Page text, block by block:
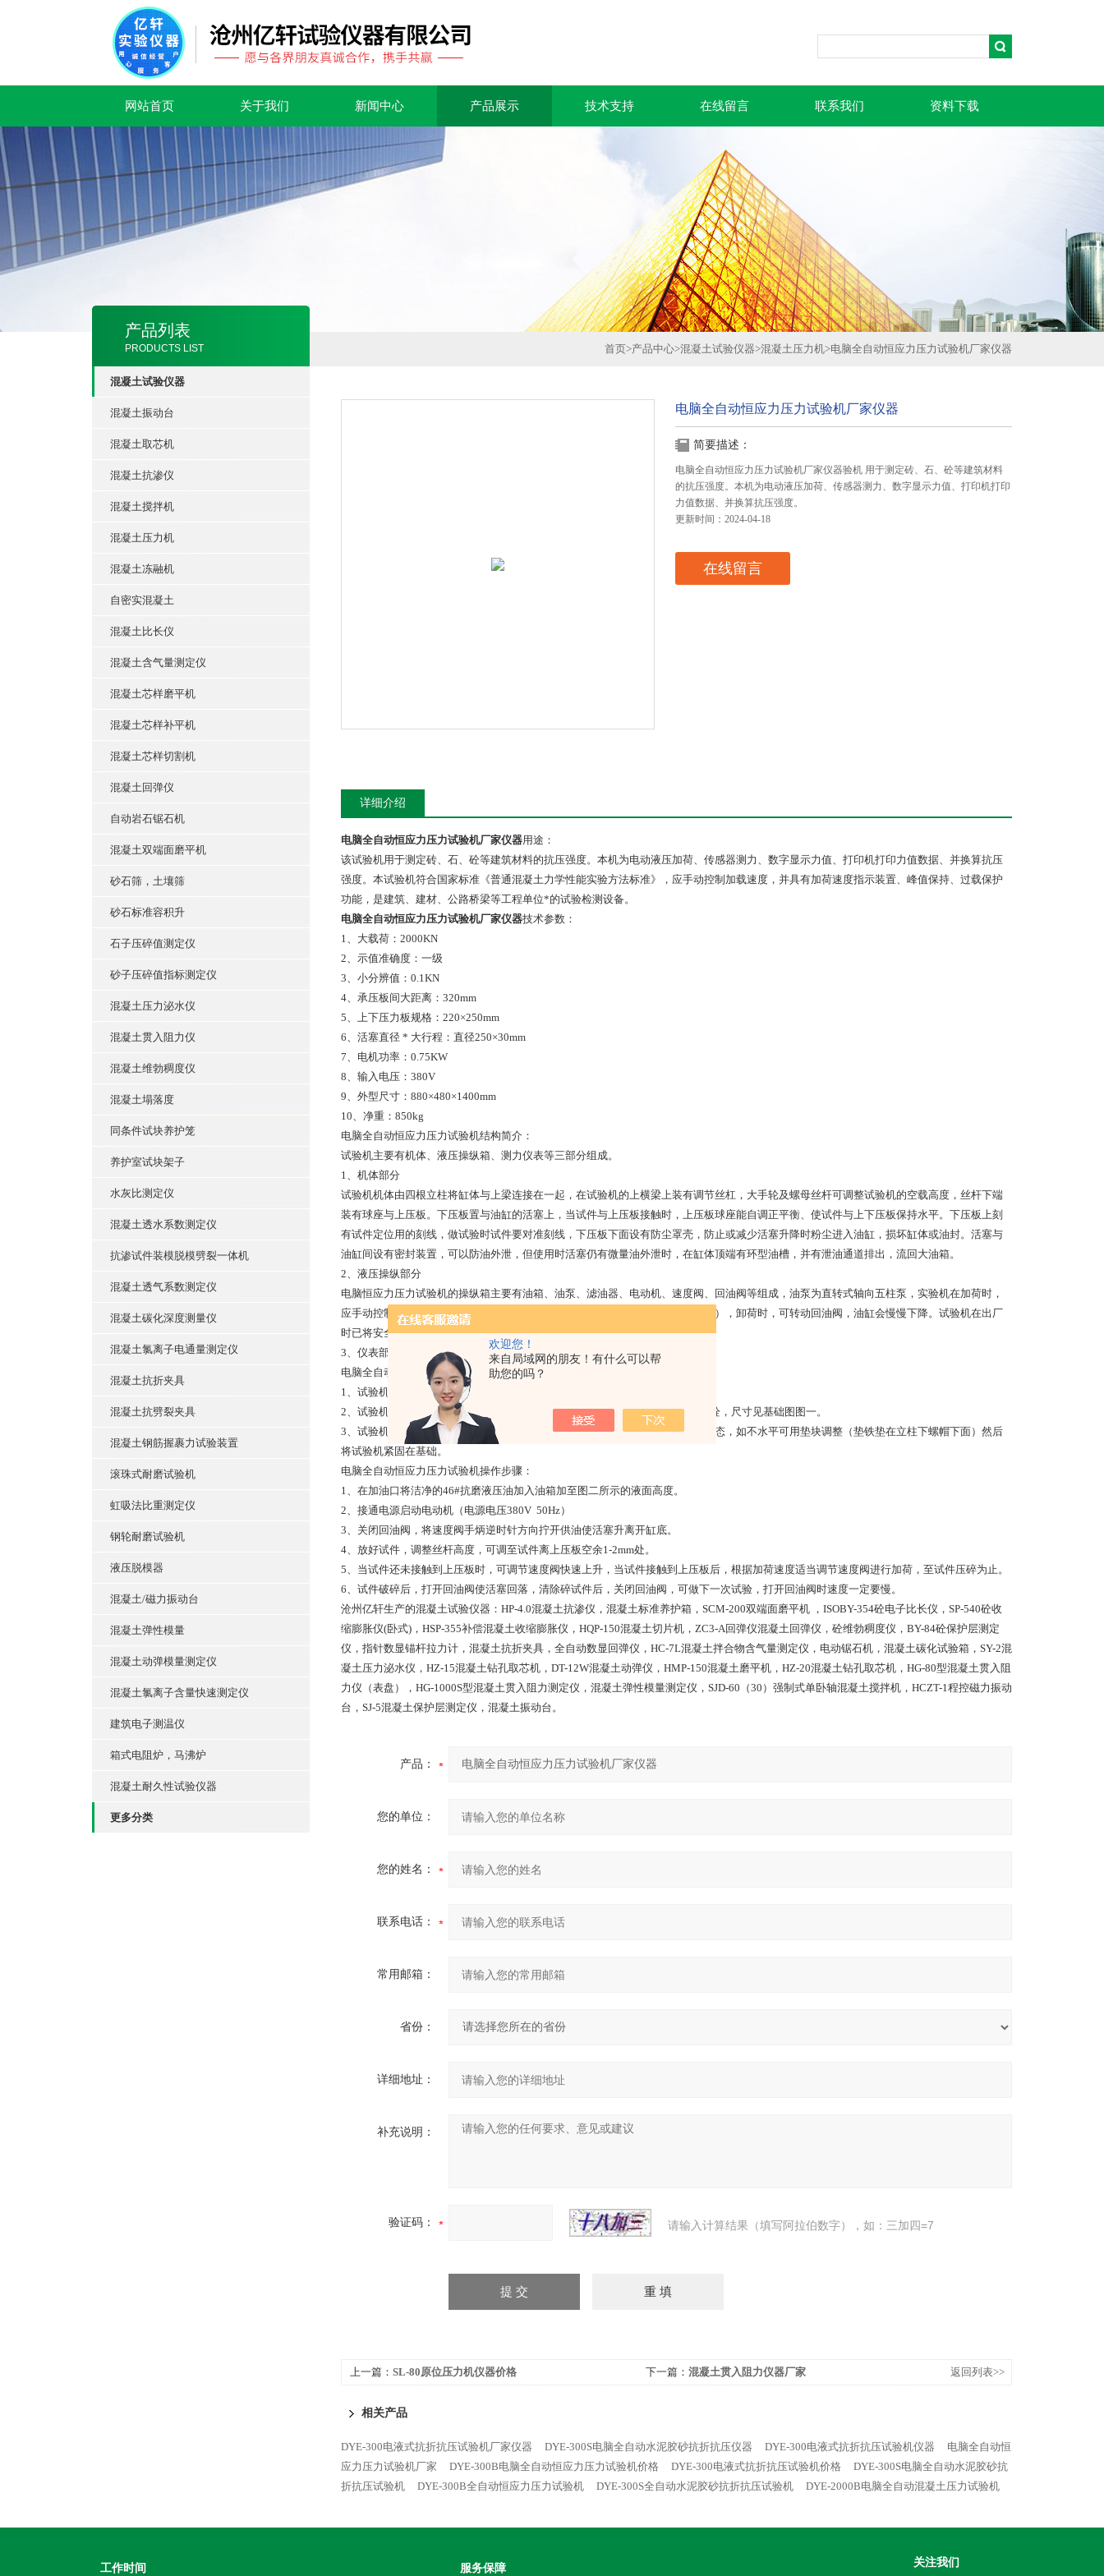
欢迎您！
来自局域网的朋友！有什么可以帮
助您的吗？
网站首页 关于我们 新闻中心 产品展示 技术支持 在线留言 联系我们 资料下载
产品列表
PRODUCTS LIST
混凝土试验仪器
混凝土振动台
混凝土取芯机
混凝土抗渗仪
混凝土搅拌机
混凝土压力机
混凝土冻融机
自密实混凝土
混凝土比长仪
混凝土含气量测定仪
混凝土芯样磨平机
混凝土芯样补平机
混凝土芯样切割机
混凝土回弹仪
自动岩石锯石机
混凝土双端面磨平机
砂石筛，土壤筛
砂石标准容积升
石子压碎值测定仪
砂子压碎值指标测定仪
混凝土压力泌水仪
混凝土贯入阻力仪
混凝土维勃稠度仪
混凝土塌落度
同条件试块养护笼
养护室试块架子
水灰比测定仪
混凝土透水系数测定仪
抗渗试件装模脱模劈裂一体机
混凝土透气系数测定仪
混凝土碳化深度测量仪
混凝土氯离子电通量测定仪
混凝土抗折夹具
混凝土抗劈裂夹具
混凝土钢筋握裹力试验装置
滚珠式耐磨试验机
虹吸法比重测定仪
钢轮耐磨试验机
液压脱模器
混凝土/磁力振动台
混凝土弹性模量
混凝土动弹模量测定仪
混凝土氯离子含量快速测定仪
建筑电子测温仪
箱式电阻炉，马沸炉
混凝土耐久性试验仪器
更多分类
首页>产品中心>混凝土试验仪器>混凝土压力机>电脑全自动恒应力压力试验机厂家仪器
电脑全自动恒应力压力试验机厂家仪器
简要描述：
电脑全自动恒应力压力试验机厂家仪器验机 用于测定砖、石、砼等建筑材料
的抗压强度。本机为电动液压加荷、传感器测力、数字显示力值、打印机打印
力值数据、并换算抗压强度。
更新时间：2024-04-18
在线留言
详细介绍
电脑全自动恒应力压力试验机厂家仪器用途：
该试验机用于测定砖、石、砼等建筑材料的抗压强度。本机为电动液压加荷、传感器测力、数字显示力值、打印机打印力值数据、并换算抗压
强度。本试验机符合国家标准《普通混凝土力学性能实验方法标准》，应手动控制加载速度，并具有加荷速度指示装置、峰值保持、过载保护
功能，是建筑、建材、公路桥梁等工程单位*的试验检测设备。
电脑全自动恒应力压力试验机厂家仪器技术参数：
1、大载荷：2000KN
2、示值准确度：一级
3、小分辨值：0.1KN
4、承压板间大距离：320mm
5、上下压力板规格：220×250mm
6、活塞直径 * 大行程：直径250×30mm
7、电机功率：0.75KW
8、输入电压：380V
9、外型尺寸：880×480×1400mm
10、净重：850kg
电脑全自动恒应力压力试验机结构简介：
试验机主要有机体、液压操纵箱、测力仪表等三部分组成。
1、机体部分
试验机机体由四根立柱将缸体与上梁连接在一起，在试验机的上横梁上装有调节丝杠，大手轮及螺母丝杆可调整试验机的空载高度，丝杆下端
装有球座与上压板。下压板置与油缸的活塞上，当试件与上压板接触时，上压板球座能自调正平衡、使试件与上下压板保持水平。下压板上刻
有试件定位用的刻线，做试验时试件要对准刻线，下压板下面设有防尘罩壳，防止或减少活塞升降时粉尘进入油缸，损坏缸体或油封。活塞与
油缸间设有密封装置，可以防油外泄，但使用时活塞仍有微量油外泄时，在缸体顶端有环型油槽，并有泄油通道排出，流回大油箱。
2、液压操纵部分
电脑恒应力压力试验机的操纵箱主要有油箱、油泵、滤油器、电动机、速度阀、回油阀等组成，油泵为直转式轴向五柱泵，实验机在加荷时，
应手动控制加载速度阀使活塞上升速度得到快慢控制（该速度与安全阀为一体式），卸荷时，可转动回油阀，油缸会慢慢下降。试验机在出厂
时已将安全阀调至适当位置，在正常使用时用户不可对安全阀进行调整。
3、仪表部分详阅仪表说明书
电脑全自动恒应力压力试验机的安装：
1、试验机吊装时将吊装钢丝穿入丝杆顶部的吊环螺钉内。
2、试验机安装在高于地面约 20 厘米的稳固基础上，应预埋 2 只 M16 的地脚螺栓，尺寸见基础图图一。
3、试验机安装时用 1/1000 的框式水平仪测量下压板平面，使下压板处于水平状态，如不水平可用垫块调整（垫铁垫在立柱下螺帽下面）然后
将试验机紧固在基础。
电脑全自动恒应力压力试验机操作步骤：
1、在加油口将洁净的46#抗磨液压油加入油箱加至图二所示的液面高度。
2、接通电源启动电动机（电源电压380V 50Hz）
3、关闭回油阀，将速度阀手炳逆时针方向拧开供油使活塞升离开缸底。
4、放好试件，调整丝杆高度，可调至试件离上压板空余1-2mm处。
5、当试件还未接触到上压板时，可调节速度阀快速上升，当试件接触到上压板后，根据加荷速度适当调节速度阀进行加荷，至试件压碎为止。
6、试件破碎后，打开回油阀使活塞回落，清除碎试件后，关闭回油阀，可做下一次试验，打开回油阀时速度一定要慢。
沧州亿轩生产的混凝土试验仪器：HP-4.0混凝土抗渗仪，混凝土标准养护箱，SCM-200双端面磨平机 ，ISOBY-354砼电子比长仪，SP-540砼收
缩膨胀仪(卧式)，HSP-355补偿混凝土收缩膨胀仪，HQP-150混凝土切片机，ZC3-A回弹仪混凝土回弹仪，砼维勃稠度仪，BY-84砼保护层测定
仪，指针数显锚杆拉力计，混凝土抗折夹具，全自动数显回弹仪，HC-7L混凝土拌合物含气量测定仪，电动锯石机，混凝土碳化试验箱，SY-2混
凝土压力泌水仪，HZ-15混凝土钻孔取芯机，DT-12W混凝土动弹仪，HMP-150混凝土磨平机，HZ-20混凝土钻孔取芯机，HG-80型混凝土贯入阻
力仪（表盘），HG-1000S型混凝土贯入阻力测定仪，混凝土弹性模量测定仪，SJD-60（30）强制式单卧轴混凝土搅拌机，HCZT-1程控磁力振动
台，SJ-5混凝土保护层测定仪，混凝土振动台。
产品：
您的单位：
您的姓名：
联系电话：
常用邮箱：
省份：
详细地址：
补充说明：
验证码： 请输入计算结果（填写阿拉伯数字），如：三加四=7
上一篇： SL-80原位压力机仪器价格 下一篇： 混凝土贯入阻力仪器厂家 返回列表>>
相关产品
DYE-300电液式抗折抗压试验机厂家仪器 DYE-300S电脑全自动水泥胶砂抗折抗压仪器 DYE-300电液式抗折抗压试验机仪器
电脑全自动恒
应力压力试验机厂家
DYE-300B电脑全自动恒应力压力试验机价格 DYE-300电液式抗折抗压试验机价格
DYE-300S电脑全自动水泥胶砂抗
折抗压试验机
DYE-300B全自动恒应力压力试验机 DYE-300S全自动水泥胶砂抗折抗压试验机 DYE-2000B电脑全自动混凝土压力试验机
工作时间 服务保障 关注我们